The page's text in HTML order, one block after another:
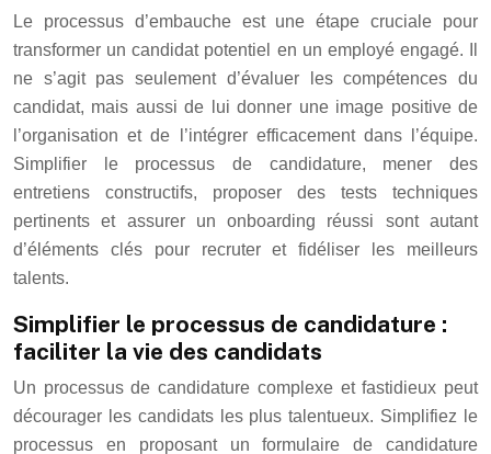
Le processus d’embauche est une étape cruciale pour
transformer un candidat potentiel en un employé engagé. Il
ne s’agit pas seulement d’évaluer les compétences du
candidat, mais aussi de lui donner une image positive de
l’organisation et de l’intégrer efficacement dans l’équipe.
Simplifier le processus de candidature, mener des
entretiens constructifs, proposer des tests techniques
pertinents et assurer un onboarding réussi sont autant
d’éléments clés pour recruter et fidéliser les meilleurs
talents.
Simplifier le processus de candidature :
faciliter la vie des candidats
Un processus de candidature complexe et fastidieux peut
décourager les candidats les plus talentueux. Simplifiez le
processus en proposant un formulaire de candidature